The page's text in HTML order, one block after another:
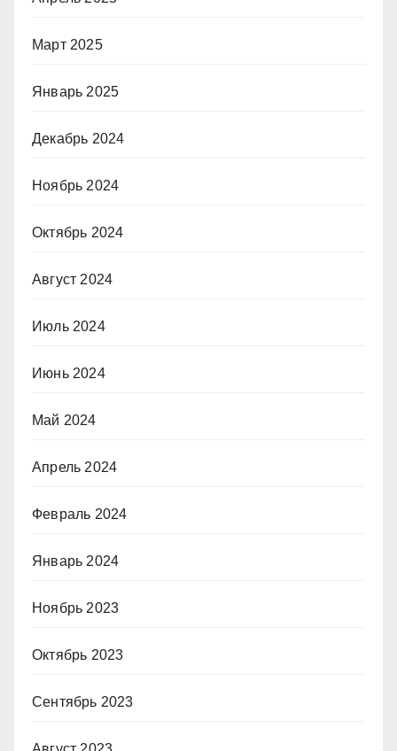
Март 2025
Январь 2025
Декабрь 2024
Ноябрь 2024
Октябрь 2024
Август 2024
Июль 2024
Июнь 2024
Май 2024
Апрель 2024
Февраль 2024
Январь 2024
Ноябрь 2023
Октябрь 2023
Сентябрь 2023